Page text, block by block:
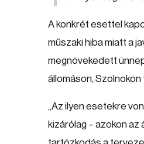
A konkrét esettel
műszaki hiba miatt a
megnövekedett
állomáson,
„Az ilyen esetekre
kizárólag – azokon